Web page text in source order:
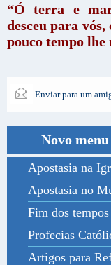
“Ó terra e
desceu para
pouco tempo lhe
Enviar para um
Novo
Apostasia na
Apostasia no
Fim dos tempos
Profecias
Artigos para